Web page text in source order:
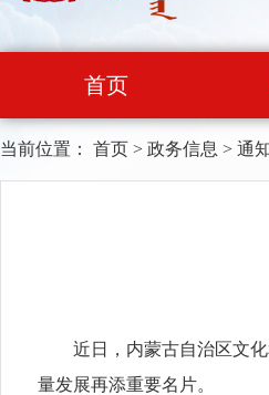
首页
当前位置： 首页 > 政务信息 > 通
近日，内蒙古自治区文
量发展再添重要名片。